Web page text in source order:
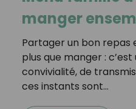
manger
Partager un bon repas
plus que manger :
convivialité, de
ces instants sont…